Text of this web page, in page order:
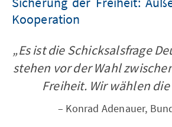
Kooperation
„Es ist die Schicksalsfrage
stehen vor der Wahl
Freiheit. Wir wählen
– Konrad Adenauer,